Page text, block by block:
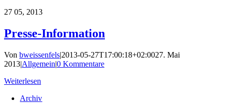
27 05, 2013
Presse-Information
Von bweissenfels|2013-05-27T17:00:18+02:0027. Mai
2013|Allgemein|0 Kommentare
Weiterlesen
Archiv